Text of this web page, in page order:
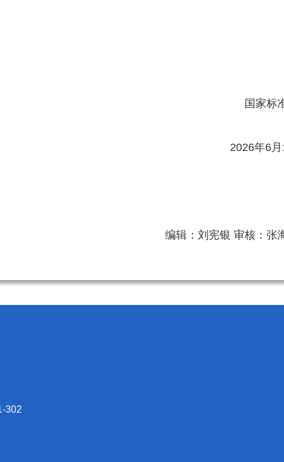
国家标
2026年6
编辑：刘宪银 审核：张
302